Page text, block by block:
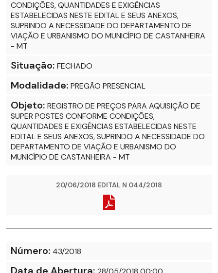
CONDIÇÕES, QUANTIDADES E EXIGÊNCIAS
ESTABELECIDAS NESTE EDITAL E SEUS ANEXOS,
SUPRINDO A NECESSIDADE DO DEPARTAMENTO DE
VIAÇÃO E URBANISMO DO MUNICÍPIO DE CASTANHEIRA
- MT
Situação: FECHADO
Modalidade: PREGÃO PRESENCIAL
Objeto: REGISTRO DE PREÇOS PARA AQUISIÇÃO DE
SUPER POSTES CONFORME CONDIÇÕES,
QUANTIDADES E EXIGÊNCIAS ESTABELECIDAS NESTE
EDITAL E SEUS ANEXOS, SUPRINDO A NECESSIDADE DO
DEPARTAMENTO DE VIAÇÃO E URBANISMO DO
MUNICÍPIO DE CASTANHEIRA - MT
20/06/2018 EDITAL N 044/2018
Número: 43/2018